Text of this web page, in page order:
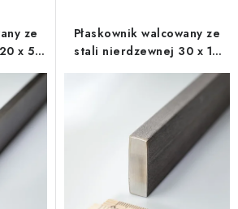
ze
x 5
Płaskownik walcowany ze
stali nierdzewnej 30 x 10
mm, długość 1 m - 1.4301